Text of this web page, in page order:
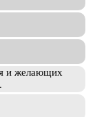
и желающих